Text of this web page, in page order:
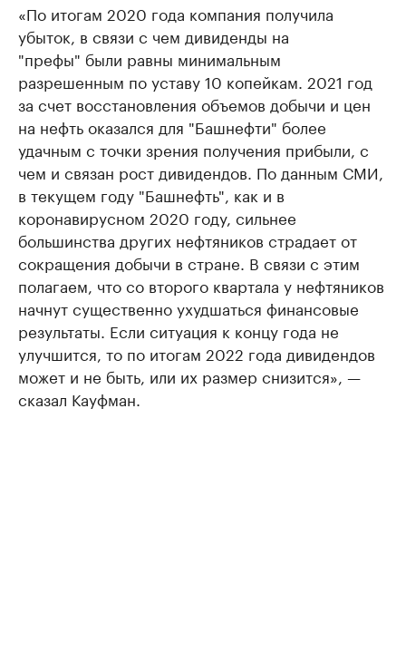
«По итогам 2020 года компания получила
убыток, в связи с чем дивиденды на
"префы" были равны минимальным
разрешенным по уставу 10 копейкам. 2021 год
за счет восстановления объемов добычи и цен
на нефть оказался для "Башнефти" более
удачным с точки зрения получения прибыли, с
чем и связан рост дивидендов. По данным СМИ,
в текущем году "Башнефть", как и в
коронавирусном 2020 году, сильнее
большинства других нефтяников страдает от
сокращения добычи в стране. В связи с этим
полагаем, что со второго квартала у нефтяников
начнут существенно ухудшаться финансовые
результаты. Если ситуация к концу года не
улучшится, то по итогам 2022 года дивидендов
может и не быть, или их размер снизится», —
сказал Кауфман.